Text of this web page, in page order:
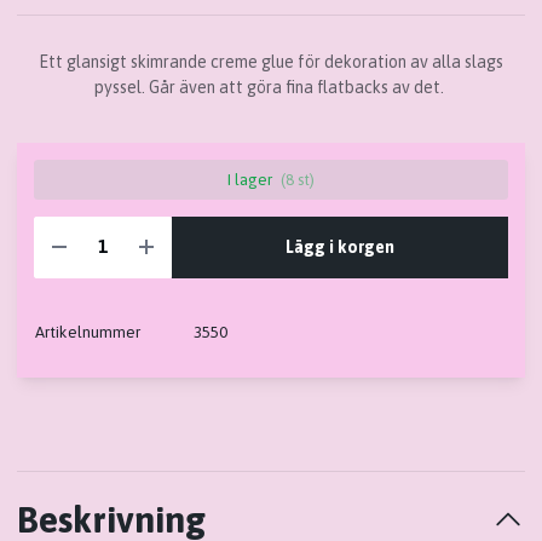
Ett glansigt skimrande creme glue för dekoration av alla slags
pyssel. Går även att göra fina flatbacks av det.
I lager (8 st)
Lägg i korgen
Artikelnummer 3550
Beskrivning